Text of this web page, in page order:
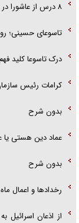
۸ درس از عاشورا در اندیشه رهبر شهید انقلاب اسلامی
تاسوعای حسینی؛
درک تاسوعا کلید
کرامات رئیس
بدون شرح
عماد دین هستی یا
بدون شرح
رخداد‌ها و اعمال
از اذعان اسرائیل